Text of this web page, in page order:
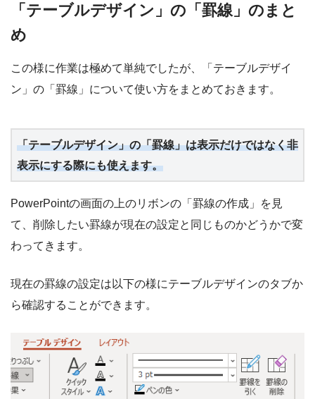
「テーブルデザイン」の「罫線」のまと
め
この様に作業は極めて単純でしたが、「テーブルデザイ
ン」の「罫線」について使い方をまとめておきます。
「テーブルデザイン」の「罫線」は表示だけではなく非
表示にする際にも使えます。
PowerPointの画面の上のリボンの「罫線の作成」を見
て、削除したい罫線が現在の設定と同じものかどうかで変
わってきます。
現在の罫線の設定は以下の様にテーブルデザインのタブか
ら確認することができます。